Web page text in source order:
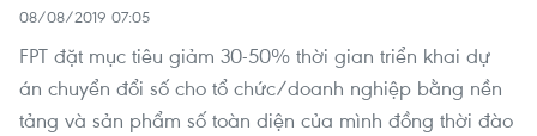
08/08/2019 07:05
FPT đặt mục tiêu giảm 30-50% thời gian triển khai dự
án chuyển đổi số cho tổ chức/doanh nghiệp bằng nền
tảng và sản phẩm số toàn diện của mình đồng thời đào